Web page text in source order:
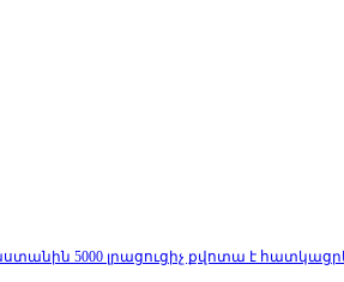
5000 լրացուցիչ քվոտա է